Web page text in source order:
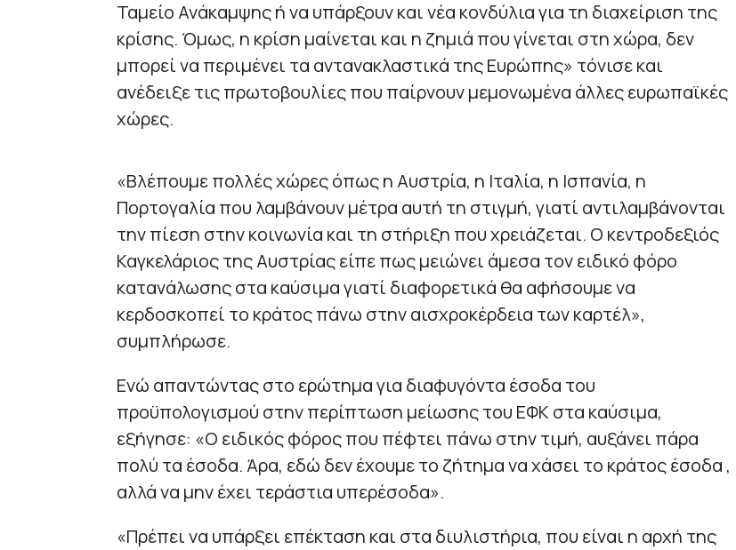
Ταμείο Ανάκαμψης ή να υπάρξουν και νέα κονδύλια για τη διαχείριση της
κρίσης. Όμως, η κρίση μαίνεται και η ζημιά που γίνεται στη χώρα, δεν
μπορεί να περιμένει τα αντανακλαστικά της Ευρώπης» τόνισε και
ανέδειξε τις πρωτοβουλίες που παίρνουν μεμονωμένα άλλες ευρωπαϊκές
χώρες.
«Βλέπουμε πολλές χώρες όπως η Αυστρία, η Ιταλία, η Ισπανία, η
Πορτογαλία που λαμβάνουν μέτρα αυτή τη στιγμή, γιατί αντιλαμβάνονται
την πίεση στην κοινωνία και τη στήριξη που χρειάζεται. Ο κεντροδεξιός
Καγκελάριος της Αυστρίας είπε πως μειώνει άμεσα τον ειδικό φόρο
κατανάλωσης στα καύσιμα γιατί διαφορετικά θα αφήσουμε να
κερδοσκοπεί το κράτος πάνω στην αισχροκέρδεια των καρτέλ»,
συμπλήρωσε.
Ενώ απαντώντας στο ερώτημα για διαφυγόντα έσοδα του
προϋπολογισμού στην περίπτωση μείωσης του ΕΦΚ στα καύσιμα,
εξήγησε: «Ο ειδικός φόρος που πέφτει πάνω στην τιμή, αυξάνει πάρα
πολύ τα έσοδα. Άρα, εδώ δεν έχουμε το ζήτημα να χάσει το κράτος έσοδα ,
αλλά να μην έχει τεράστια υπερέσοδα».
«Πρέπει να υπάρξει επέκταση και στα διυλιστήρια, που είναι η αρχή της